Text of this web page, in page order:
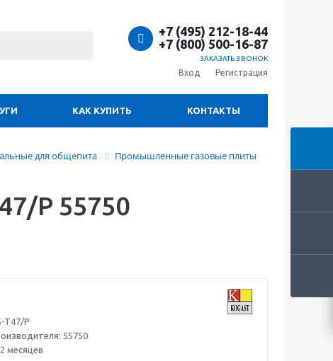
+7 (495) 212-18-44
+7 (800) 500-16-87
ЗАКАЗАТЬ ЗВОНОК
Вход Регистрация
КАК КУПИТЬ КОНТАКТЫ
для общепита
Промышленные газовые плиты
P 55750
T47/P
55750
месяцев